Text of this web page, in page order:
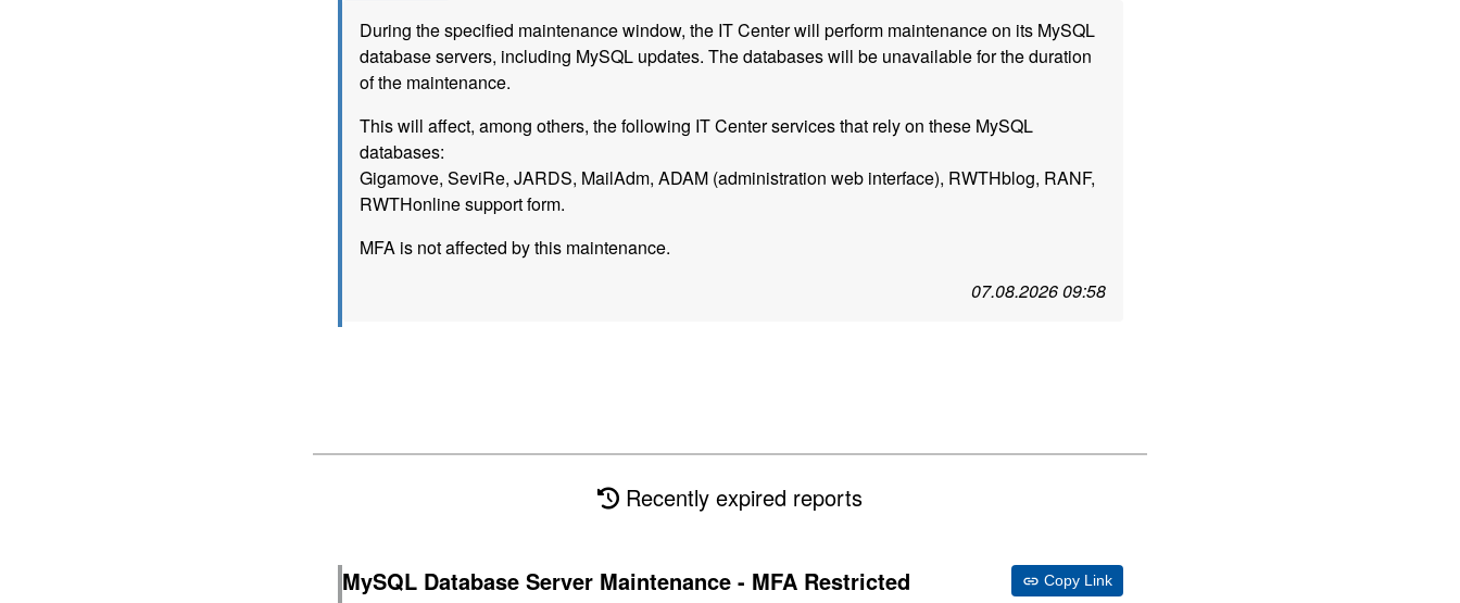
During the specified maintenance window, the IT Center will perform maintenance on its MySQL
database servers, including MySQL updates. The databases will be unavailable for the duration
of the maintenance.
This will affect, among others, the following IT Center services that rely on these MySQL
databases:
Gigamove, SeviRe, JARDS, MailAdm, ADAM (administration web interface), RWTHblog, RANF,
RWTHonline support form.
MFA is not affected by this maintenance.
07.08.2026 09:58
Recently expired reports
MySQL Database Server Maintenance - MFA Restricted Copy Link